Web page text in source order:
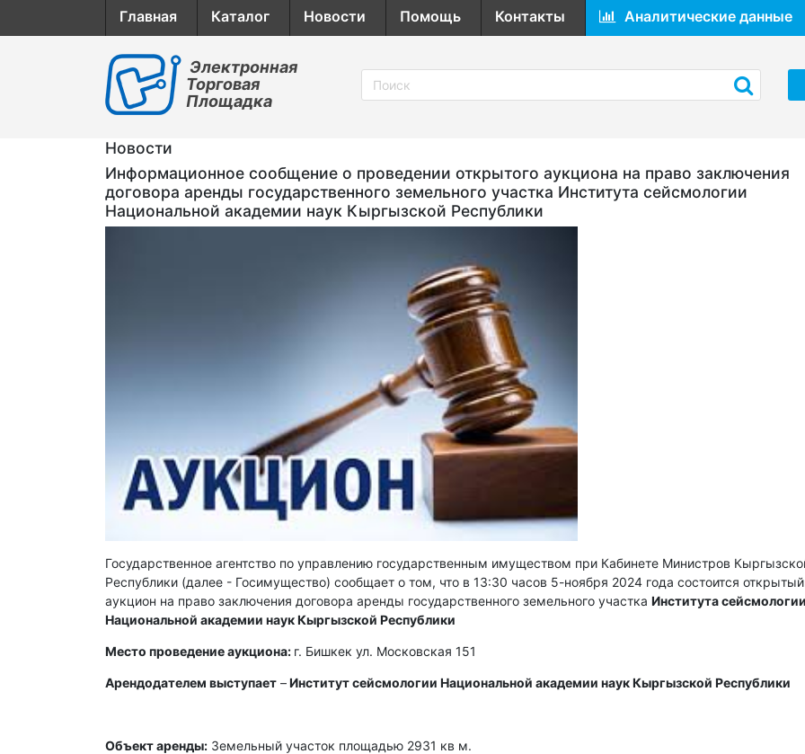
Главная Каталог Новости Помощь Контакты Аналитические данные
Электронная
Торговая
Площадка
Новости
Информационное сообщение о проведении открытого аукциона на право заключения
договора аренды государственного земельного участка Института сейсмологии
Национальной академии наук Кыргызской Республики
Государственное агентство по управлению государственным имуществом при Кабинете Министров
Республики (далее - Госимущество) сообщает о том, что в 13:30 часов 5-ноября 2024 года состоится открытый
аукцион на право заключения договора аренды государственного земельного участка Института сейсмологии
Национальной академии наук Кыргызской Республики
Место проведение аукциона: г. Бишкек ул. Московская 151
Арендодателем выступает –Институт сейсмологии Национальной академии наук Кыргызской Республики
Объект аренды: Земельный участок площадью 2931 кв м.